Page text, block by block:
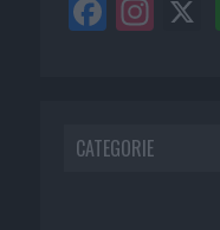
CATEGORIE